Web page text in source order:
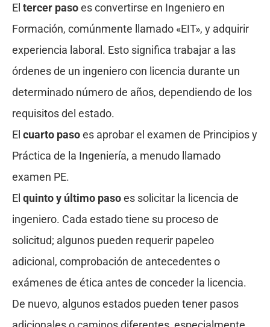
El tercer pasoes convertirse en Ingeniero en
Formación, comúnmente llamado «EIT», y adquirir
experiencia laboral. Esto significa trabajar a las
órdenes de un ingeniero con licencia durante un
determinado número de años, dependiendo de los
requisitos del estado.
El cuarto pasoes aprobar el examen de Principios y
Práctica de la Ingeniería, a menudo llamado
examen PE.
El quinto y último pasoes solicitar la licencia de
ingeniero. Cada estado tiene su proceso de
solicitud; algunos pueden requerir papeleo
adicional, comprobación de antecedentes o
exámenes de ética antes de conceder la licencia.
De nuevo, algunos estados pueden tener pasos